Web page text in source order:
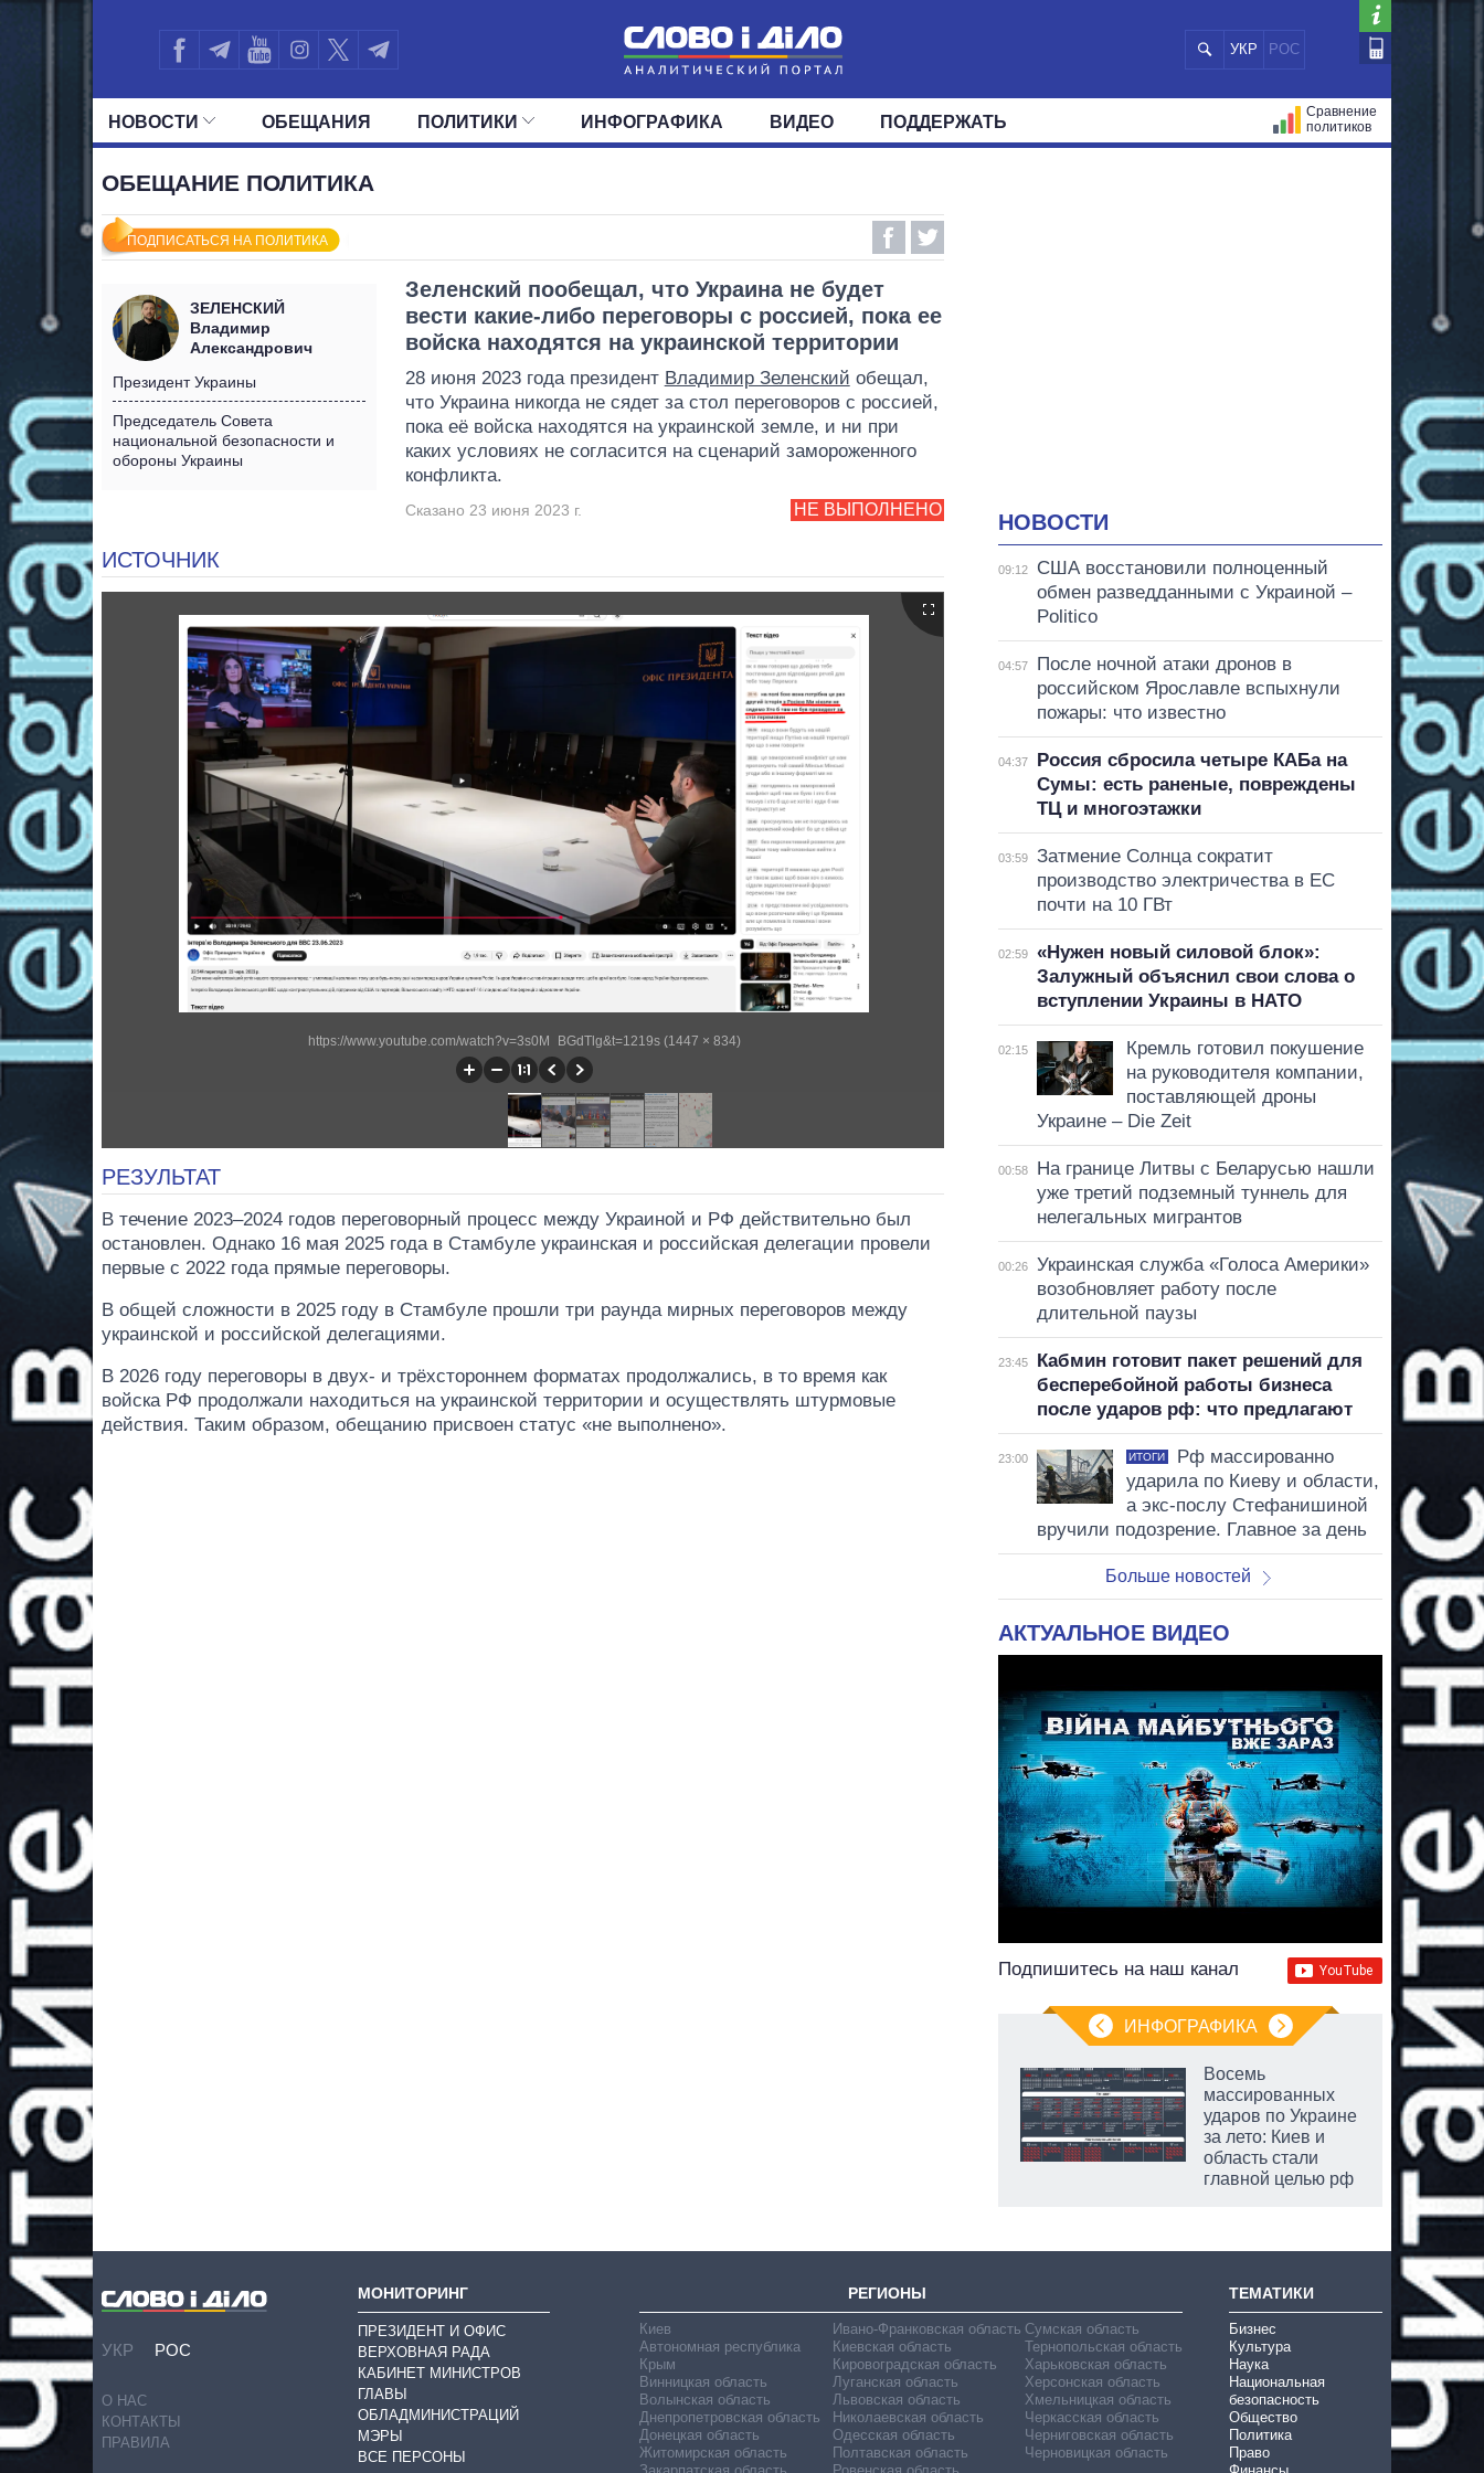
УКР РОС
НОВОСТИ
МИР
ОБЕЩАНИЯ ПОЛИТИКИ
ОКРУГА
ИНФОГРАФИКА ВИДЕО ПОДДЕРЖАТЬ
Сравнение
политиков
ОБЕЩАНИЕ ПОЛИТИКА
ПОДПИСАТЬСЯ НА ПОЛИТИКА
ЗЕЛЕНСКИЙ
Владимир
Александрович
Президент Украины
Председатель Совета
национальной безопасности и
обороны Украины
Зеленский пообещал, что Украина не будет
вести какие-либо переговоры с россией, пока ее
войска находятся на украинской территории
28 июня 2023 года президент Владимир Зеленский обещал,
что Украина никогда не сядет за стол переговоров с россией,
пока её войска находятся на украинской земле, и ни при
каких условиях не согласится на сценарий замороженного
конфликта.
НЕ ВЫПОЛНЕНО
Сказано 23 июня 2023 г.
ИСТОЧНИК
https://www.youtube.com/watch?v=3s0M_BGdTlg&t=1219s (1447 × 834)
РЕЗУЛЬТАТ
В течение 2023–2024 годов переговорный процесс между Украиной и РФ действительно был
остановлен. Однако 16 мая 2025 года в Стамбуле украинская и российская делегации провели
первые с 2022 года прямые переговоры.
В общей сложности в 2025 году в Стамбуле прошли три раунда мирных переговоров между
украинской и российской делегациями.
В 2026 году переговоры в двух- и трёхстороннем форматах продолжались, в то время как
войска РФ продолжали находиться на украинской территории и осуществлять штурмовые
действия. Таким образом, обещанию присвоен статус «не выполнено».
НОВОСТИ
09:12
США восстановили полноценный
обмен разведданными с Украиной –
Politico
04:57
После ночной атаки дронов в
российском Ярославле вспыхнули
пожары: что известно
04:37
Россия сбросила четыре КАБа на
Сумы: есть раненые, повреждены
ТЦ и многоэтажки
03:59
Затмение Солнца сократит
производство электричества в ЕС
почти на 10 ГВт
02:59
«Нужен новый силовой блок»:
Залужный объяснил свои слова о
вступлении Украины в НАТО
02:15
Кремль готовил покушение
на руководителя компании,
поставляющей дроны
Украине – Die Zeit
00:58
На границе Литвы с Беларусью нашли
уже третий подземный туннель для
нелегальных мигрантов
00:26
Украинская служба «Голоса Америки»
возобновляет работу после
длительной паузы
23:45
Кабмин готовит пакет решений для
бесперебойной работы бизнеса
после ударов рф: что предлагают
23:00 ИТОГИ
Рф массированно
ударила по Киеву и области,
а экс-послу Стефанишиной
вручили подозрение. Главное за день
Больше новостей
АКТУАЛЬНОЕ ВИДЕО
Подпишитесь на наш канал
ИНФОГРАФИКА
Восемь
массированных
ударов по Украине
за лето: Киев и
область стали
главной целью рф
УКР РОС
О НАС
КОНТАКТЫ
ПРАВИЛА
МОНИТОРИНГ
ПРЕЗИДЕНТ И ОФИС
ВЕРХОВНАЯ РАДА
КАБИНЕТ МИНИСТРОВ
ГЛАВЫ
ОБЛАДМИНИСТРАЦИЙ
МЭРЫ
ВСЕ ПЕРСОНЫ
РЕГИОНЫ
Киев
Автономная республика
Крым
Винницкая область
Волынская область
Днепропетровская область
Донецкая область
Житомирская область
Ивано-Франковская область
Киевская область
Кировоградская область
Луганская область
Львовская область
Николаевская область
Одесская область
Полтавская область
Сумская область
Тернопольская область
Харьковская область
Херсонская область
Хмельницкая область
Черкасская область
Черниговская область
Черновицкая область
ТЕМАТИКИ
Бизнес
Культура
Наука
Национальная
безопасность
Общество
Политика
Право